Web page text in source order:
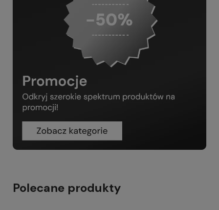
Polecane produkty